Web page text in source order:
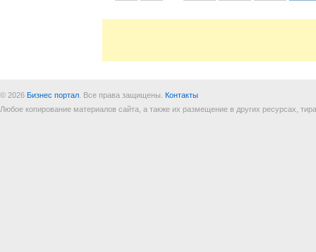
© 2026 Бизнес портал . Все права защищены. Контакты
Любое копирование материалов сайта, а также их размещение в других ресурсах,